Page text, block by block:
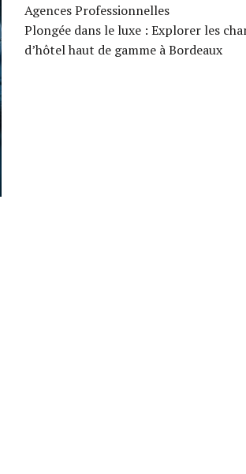
Agences Professionnelles
Plongée dans le luxe : Explorer les
d’hôtel haut de gamme à Bordeaux